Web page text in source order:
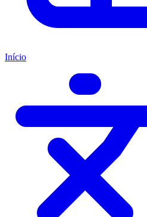
Início